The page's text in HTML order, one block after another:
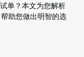
单？本文为您解析
助您做出明智的选